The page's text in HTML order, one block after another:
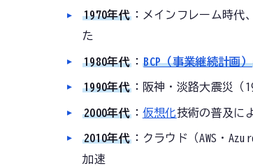
1970年代：メインフレーム時代
た
1980年代： BCP（事業継続計画）
1990年代：阪神・淡路大震災（
2000年代： 仮想化技術の普及に
2010年代：クラウド（AWS・
加速